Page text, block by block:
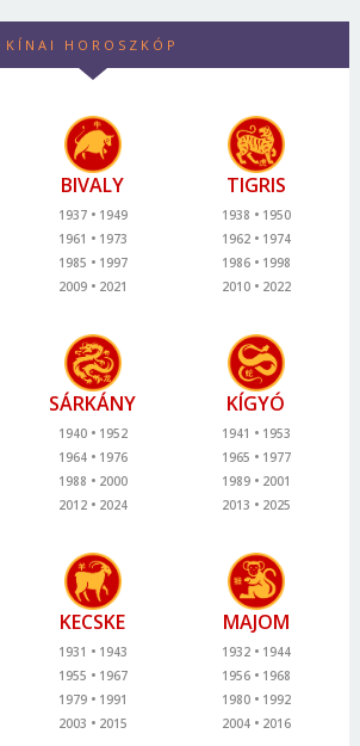
KÍNAI HOROSZKÓP
BIVALY
1937
1949
1961
1973
1985
1997
2009
2021
TIGRIS
1938
1950
1962
1974
1986
1998
2010
2022
SÁRKÁNY
1940
1952
1964
1976
1988
2000
2012
2024
KÍGYÓ
1941
1953
1965
1977
1989
2001
2013
2025
KECSKE
1931
1943
1955
1967
1979
1991
2003
2015
MAJOM
1932
1944
1956
1968
1980
1992
2004
2016